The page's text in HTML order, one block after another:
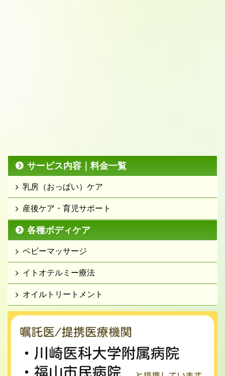
サービス内容｜料金一覧
乳房（おっぱい）ケア
産後ケア・育児サポート
各種ボディケア
ベビーマッサージ
イトオテルミー療法
オイルトリートメント